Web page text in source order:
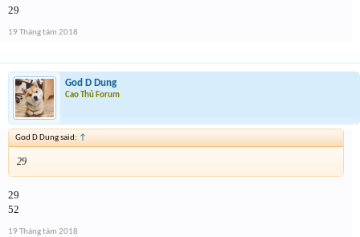
Tham gia đủ các bước để k bị loại nhảm . Event 2 sẽ
dóng vào 15h ngày mai
29
19 Tháng tám 2018
God D Dung
Cao Thủ Forum
God D Dung said: ↑
29
29
52
19 Tháng tám 2018